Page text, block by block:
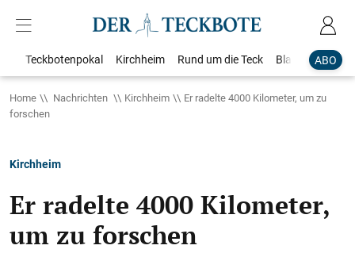
ABO
Teckbotenpokal Kirchheim Rund um die Teck Blaulicht
Home Nachrichten Kirchheim
Er radelte 4000 Kilometer, um zu
forschen
Kirchheim
Er radelte 4000 Kilometer,
um zu forschen